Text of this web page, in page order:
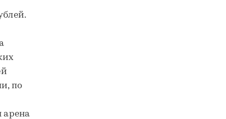
по
арена